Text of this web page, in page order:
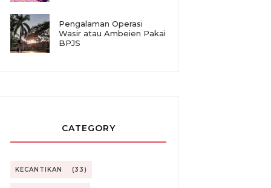
Pengalaman Operasi
Wasir atau Ambeien Pakai
BPJS
CATEGORY
KECANTIKAN (33)